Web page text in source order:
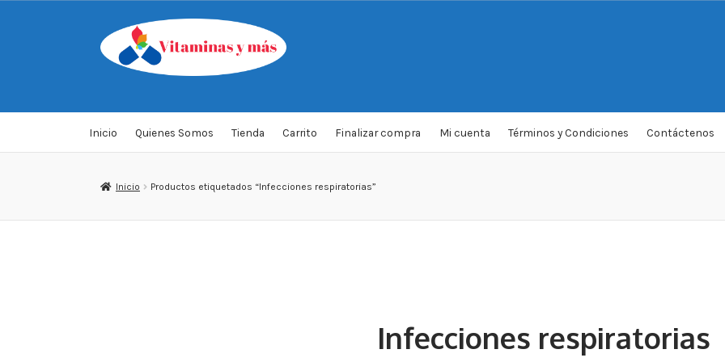
Saltar
a
navegación
al
contenido
Inicio Quienes Somos Tienda Carrito Finalizar compra Mi cuenta Términos y Condiciones Contáctenos
Inicio Productos etiquetados “Infecciones respiratorias”
Infecciones respiratorias